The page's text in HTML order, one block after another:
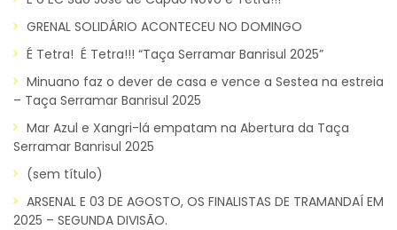
GRENAL SOLIDÁRIO ACONTECEU NO DOMINGO
É Tetra! É Tetra!!! “Taça Serramar Banrisul 2025”
Minuano faz o dever de casa e vence a Sestea na estreia
– Taça Serramar Banrisul 2025
Mar Azul e Xangri-lá empatam na Abertura da Taça
Serramar Banrisul 2025
(sem título)
ARSENAL E 03 DE AGOSTO, OS FINALISTAS DE TRAMANDAÍ EM
2025 – SEGUNDA DIVISÃO.